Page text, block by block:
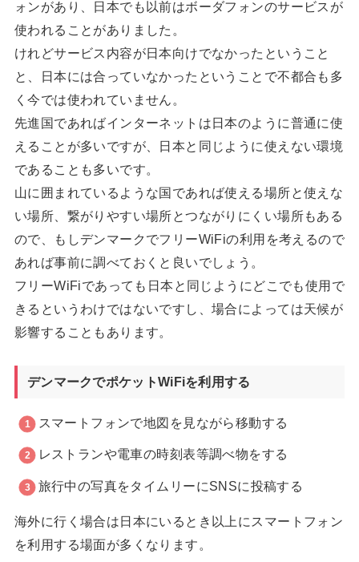
ォンがあり、日本でも以前はボーダフォンのサービスが
使われることがありました。
けれどサービス内容が日本向けでなかったということ
と、日本には合っていなかったということで不都合も多
く今では使われていません。
先進国であればインターネットは日本のように普通に使
えることが多いですが、日本と同じように使えない環境
であることも多いです。
山に囲まれているような国であれば使える場所と使えな
い場所、繋がりやすい場所とつながりにくい場所もある
ので、もしデンマークでフリーWiFiの利用を考えるので
あれば事前に調べておくと良いでしょう。
フリーWiFiであっても日本と同じようにどこでも使用で
きるというわけではないですし、場合によっては天候が
影響することもあります。
デンマークでポケットWiFiを利用する
スマートフォンで地図を見ながら移動する
レストランや電車の時刻表等調べ物をする
旅行中の写真をタイムリーにSNSに投稿する
海外に行く場合は日本にいるとき以上にスマートフォン
を利用する場面が多くなります。